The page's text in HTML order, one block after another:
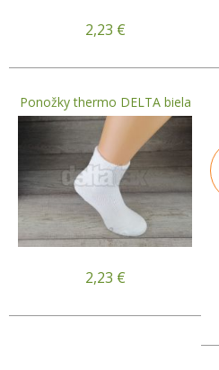
2,23 €
Ponožky thermo DELTA biela
2,23 €